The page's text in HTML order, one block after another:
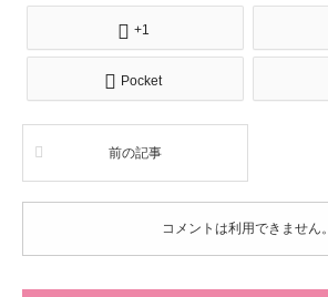
+1
Pocket
前の記事
コメントは利用できません。